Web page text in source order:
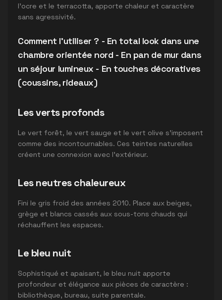
l'ocre et le terracotta, apporte chaleur et caractère
sans agressivité.
Comment l'utiliser ? - En total look dans une
chambre orientée nord - En pan de mur dans
un séjour lumineux - En touches décoratives
(coussins, rideaux)
Les verts profonds
Le vert forêt, le vert sauge et le vert olive s'imposent
comme des incontournables. Ces teintes naturelles
créent une connexion avec l'extérieur.
Les neutres chaleureux
Fini le gris froid des années 2010. Place aux beiges,
grège et blancs cassés aux sous-tons chauds qui
réchauffent les espaces.
Le bleu nuit
Sophistiqué et apaisant, le bleu nuit apporte
profondeur et élégance aux pièces de caractère :
bibliothèque, bureau, suite parentale.